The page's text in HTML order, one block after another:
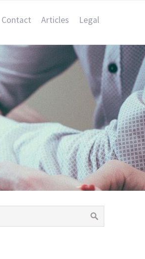
Contact Articles Legal